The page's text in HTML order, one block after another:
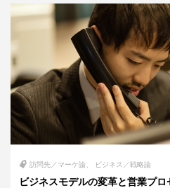
訪問先／マーケ論 ビジネス／戦略論
ビジネスモデルの変革と営業プロ